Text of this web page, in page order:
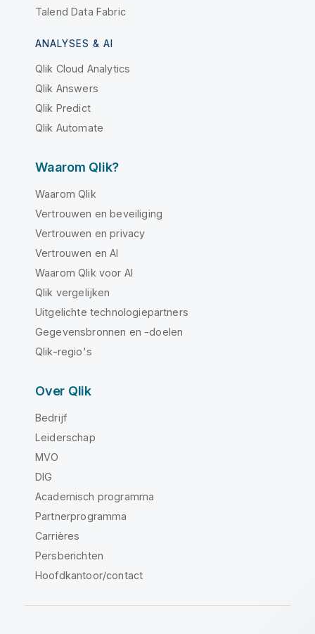
Talend Data Fabric
ANALYSES & AI
Qlik Cloud Analytics
Qlik Answers
Qlik Predict
Qlik Automate
Waarom Qlik?
Waarom Qlik
Vertrouwen en beveiliging
Vertrouwen en privacy
Vertrouwen en AI
Waarom Qlik voor AI
Qlik vergelijken
Uitgelichte technologiepartners
Gegevensbronnen en -doelen
Qlik-regio's
Over Qlik
Bedrijf
Leiderschap
MVO
DIG
Academisch programma
Partnerprogramma
Carrières
Persberichten
Hoofdkantoor/contact